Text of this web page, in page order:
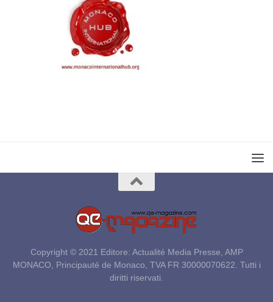
Copyright © 2021 Editore: Actualité Media Presse, AMP
MONACO, Principauté de Monaco, TVA FR 30000070622. Tutti i
diritti riservati.